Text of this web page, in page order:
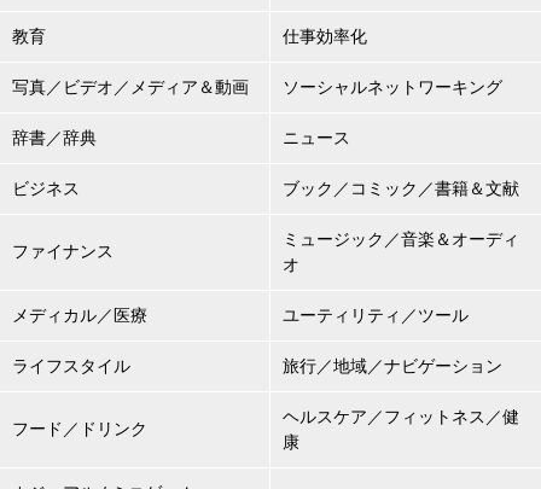
教育 仕事効率化
写真／ビデオ／メディア＆動画 ソーシャルネットワーキング
辞書／辞典 ニュース
ビジネス ブック／コミック／書籍＆文献
ファイナンス
ミュージック／音楽＆オーディ
オ
メディカル／医療 ユーティリティ／ツール
ライフスタイル 旅行／地域／ナビゲーション
フード／ドリンク
ヘルスケア／フィットネス／健
康